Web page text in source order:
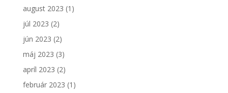
august 2023 (1)
júl 2023 (2)
jún 2023 (2)
máj 2023 (3)
apríl 2023 (2)
február 2023 (1)